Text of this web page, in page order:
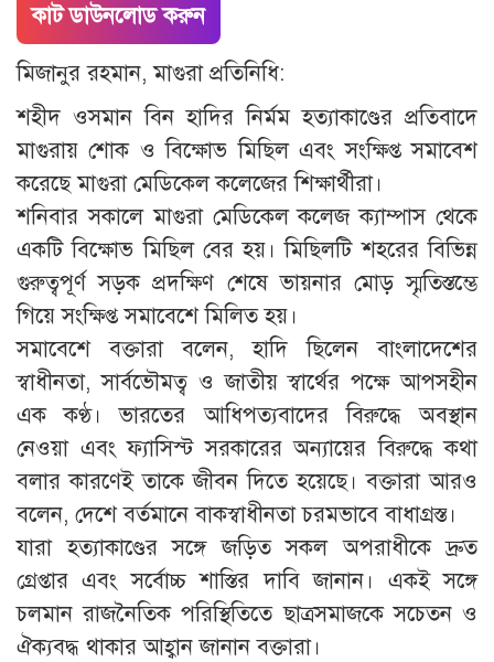
কাট ডাউনলোড করুন
মিজানুর রহমান, মাগুরা প্রতিনিধি:
শহীদ ওসমান বিন হাদির নির্মম হত্যাকাণ্ডের প্রতিবাদে
মাগুরায় শোক ও বিক্ষোভ মিছিল এবং সংক্ষিপ্ত সমাবেশ
করেছে মাগুরা মেডিকেল কলেজের শিক্ষার্থীরা।
শনিবার সকালে মাগুরা মেডিকেল কলেজ ক্যাম্পাস থেকে
একটি বিক্ষোভ মিছিল বের হয়। মিছিলটি শহরের বিভিন্ন
গুরুত্বপূর্ণ সড়ক প্রদক্ষিণ শেষে ভায়নার মোড় স্মৃতিস্তম্ভে
গিয়ে সংক্ষিপ্ত সমাবেশে মিলিত হয়।
সমাবেশে বক্তারা বলেন, হাদি ছিলেন বাংলাদেশের
স্বাধীনতা, সার্বভৌমত্ব ও জাতীয় স্বার্থের পক্ষে আপসহীন
এক কণ্ঠ। ভারতের আধিপত্যবাদের বিরুদ্ধে অবস্থান
নেওয়া এবং ফ্যাসিস্ট সরকারের অন্যায়ের বিরুদ্ধে কথা
বলার কারণেই তাকে জীবন দিতে হয়েছে। বক্তারা আরও
বলেন, দেশে বর্তমানে বাকস্বাধীনতা চরমভাবে বাধাগ্রস্ত।
যারা হত্যাকাণ্ডের সঙ্গে জড়িত সকল অপরাধীকে দ্রুত
গ্রেপ্তার এবং সর্বোচ্চ শাস্তির দাবি জানান। একই সঙ্গে
চলমান রাজনৈতিক পরিস্থিতিতে ছাত্রসমাজকে সচেতন ও
ঐক্যবদ্ধ থাকার আহ্বান জানান বক্তারা।